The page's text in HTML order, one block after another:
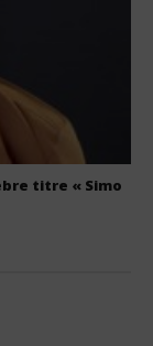
titre « Simo